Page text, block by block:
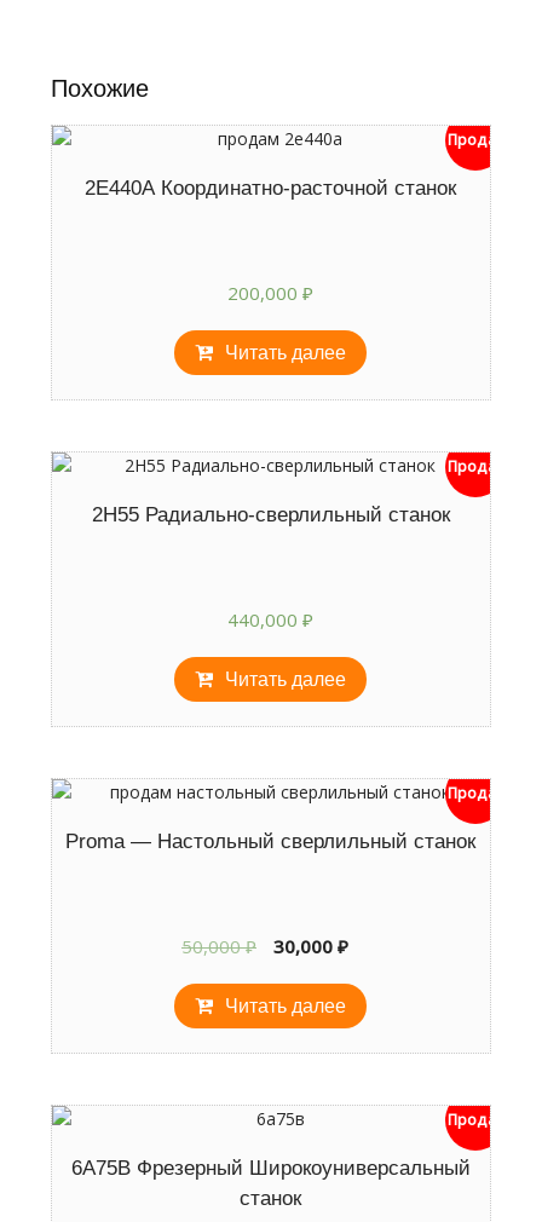
Похожие
Продан
2Е440А Координатно-расточной станок
200,000₽
Читать далее
Продан
2Н55 Радиально-сверлильный станок
440,000₽
Читать далее
Продан
Proma — Настольный сверлильный станок
50,000₽
Первоначальная
составляла
50,000 ₽.
30,000 ₽
30,000 ₽.
Читать далее
Продан
6А75В Фрезерный Широкоуниверсальный
станок